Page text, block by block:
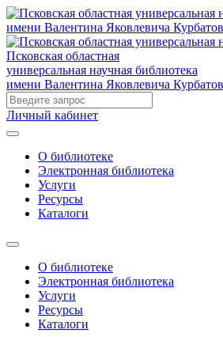
Псковская областная
универсальная научная библиотека
имени Валентина Яковлевича
Личный кабинет
О библиотеке
Электронная библиотека
Услуги
Ресурсы
Каталоги
О библиотеке
Электронная библиотека
Услуги
Ресурсы
Каталоги